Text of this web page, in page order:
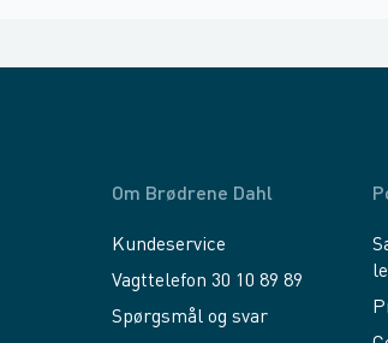
Om Brødrene Dahl
Kundeservice
Vagttelefon 30 10 89 89
Spørgsmål og svar